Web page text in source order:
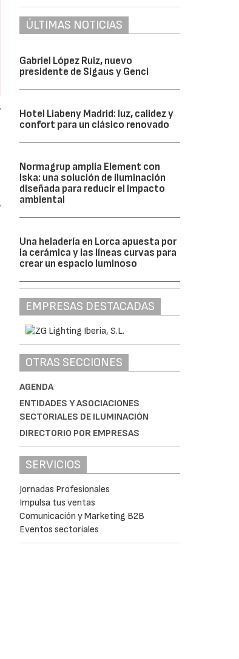
ÚLTIMAS NOTICIAS
Gabriel López Ruiz, nuevo
presidente de Sigaus y Genci
Hotel Liabeny Madrid: luz, calidez y
confort para un clásico renovado
Normagrup amplía Element con
Iska: una solución de iluminación
diseñada para reducir el impacto
ambiental
Una heladería en Lorca apuesta por
la cerámica y las líneas curvas para
crear un espacio luminoso
EMPRESAS DESTACADAS
OTRAS SECCIONES
AGENDA
ENTIDADES Y ASOCIACIONES
SECTORIALES DE ILUMINACIÓN
DIRECTORIO POR EMPRESAS
SERVICIOS
Jornadas Profesionales
Impulsa tus ventas
Comunicación y Marketing B2B
Eventos sectoriales